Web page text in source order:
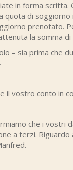
in forma
quota di
prenotato.
la somma
– sia prima che
il vostro conto in
che i vostri
a terzi.